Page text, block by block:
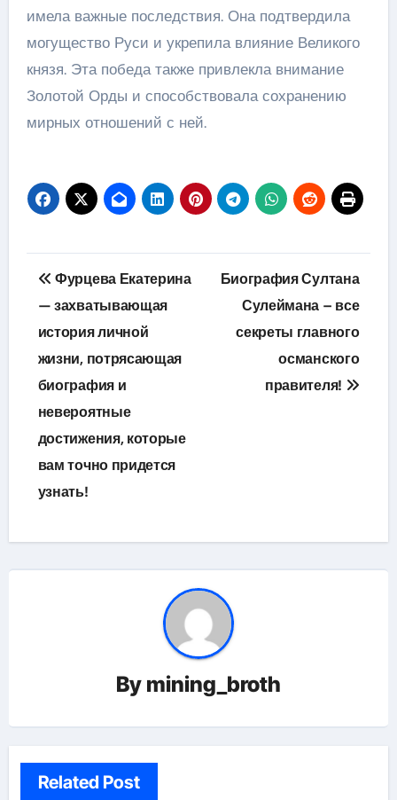
имела важные последствия. Она подтвердила
могущество Руси и укрепила влияние Великого
князя. Эта победа также привлекла внимание
Золотой Орды и способствовала сохранению
мирных отношений с ней.
Навигация
по
записям
Фурцева Екатерина
— захватывающая
история личной
жизни, потрясающая
биография и
невероятные
достижения, которые
вам точно придется
узнать!
Биография Султана
Сулеймана – все
секреты главного
османского
правителя!
By mining_broth
Related Post